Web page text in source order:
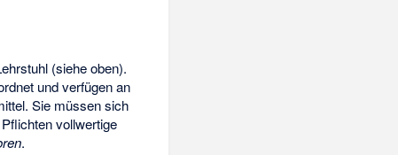
(siehe oben).
und verfügen an
Sie müssen sich
vollwertige
.